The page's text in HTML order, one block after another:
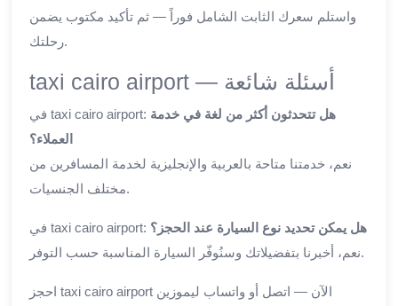
واستلم سعرك الثابت الشامل فوراً — ثم تأكيد مكتوب يضمن
رحلتك.
taxi cairo airport — أسئلة شائعة
في taxi cairo airport: هل تتحدثون أكثر من لغة في خدمة
العملاء؟
نعم، خدمتنا متاحة بالعربية والإنجليزية لخدمة المسافرين من
مختلف الجنسيات.
في taxi cairo airport: هل يمكن تحديد نوع السيارة عند الحجز؟
نعم، أخبرنا بتفضيلاتك وسنُوفّر السيارة المناسبة حسب التوفر.
احجز taxi cairo airport الآن — اتصل أو واتساب ليموزين